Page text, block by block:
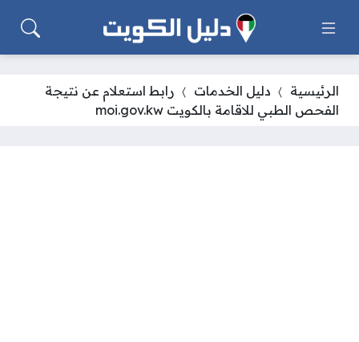
الرئيسية دليل الخدمات
رابط استعلام عن نتيجة
الفحص الطبي للاقامة بالكويت moi.gov.kw